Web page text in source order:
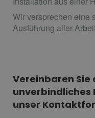
Wir versprechen eine
Ausführung aller
Vereinbaren Sie
unverbindliches
unser